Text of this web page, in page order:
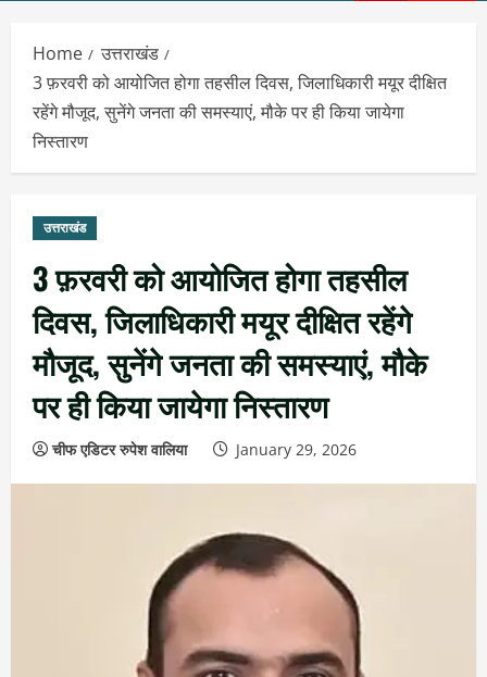
Home
उत्तराखंड
3 फ़रवरी को आयोजित होगा तहसील दिवस, जिलाधिकारी मयूर दीक्षित
रहेंगे मौजूद, सुनेंगे जनता की समस्याएं, मौके पर ही किया जायेगा
निस्तारण
उत्तराखंड
3 फ़रवरी को आयोजित होगा तहसील
दिवस, जिलाधिकारी मयूर दीक्षित रहेंगे
मौजूद, सुनेंगे जनता की समस्याएं, मौके
पर ही किया जायेगा निस्तारण
चीफ एडिटर रुपेश वालिया January 29, 2026